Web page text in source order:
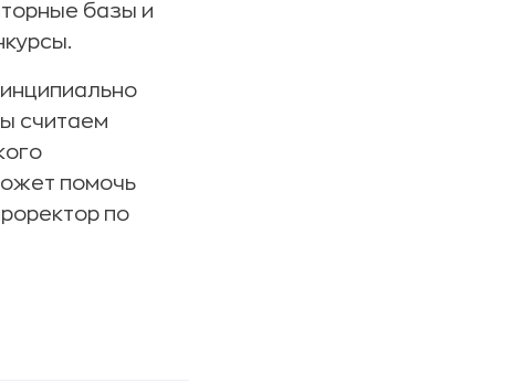
базы и
считаем
помочь
по